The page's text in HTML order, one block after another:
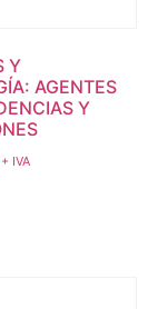
Y
AGENTES
Y
+ IVA